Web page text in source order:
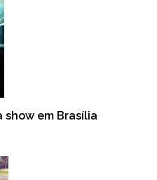
em Brasília